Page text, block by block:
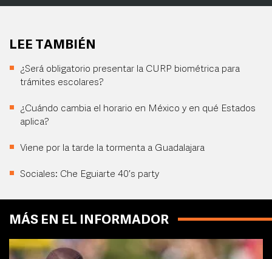
LEE TAMBIÉN
¿Será obligatorio presentar la CURP biométrica para
trámites escolares?
¿Cuándo cambia el horario en México y en qué Estados
aplica?
Viene por la tarde la tormenta a Guadalajara
Sociales: Che Eguiarte 40’s party
MÁS EN EL INFORMADOR